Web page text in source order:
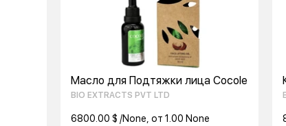
Масло для Подтяжки лица Cocole
BIO EXTRACTS PVT LTD
6800.00 $ /None, от 1.00 None